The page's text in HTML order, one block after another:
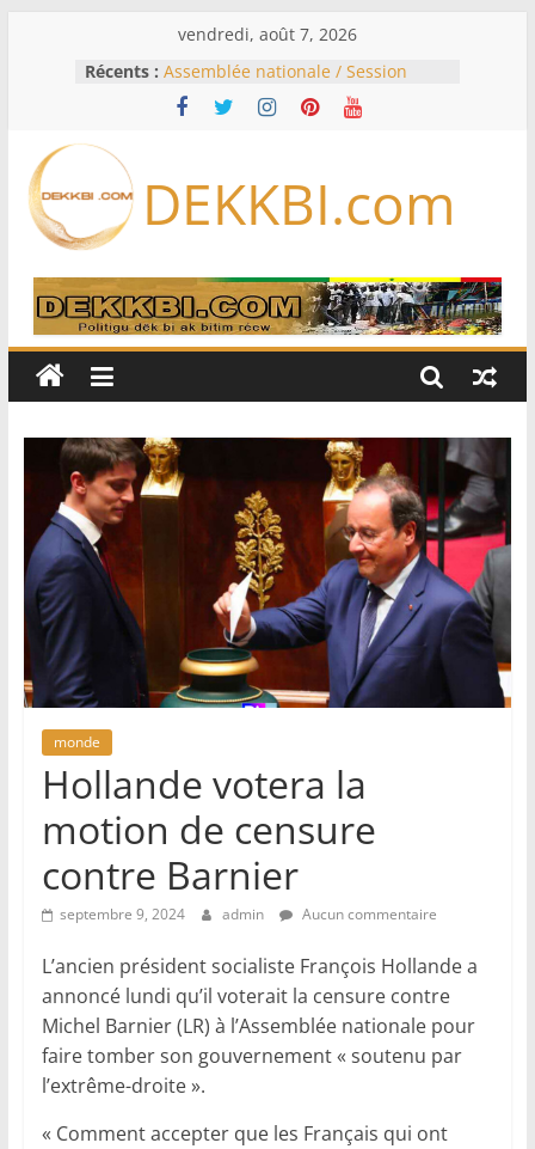
vendredi, août 7, 2026
Récents : Assemblée nationale / Session
extraordinaire: Six commissions
d’enquête à l’ordre du jour ce lundi
Bénin: Patrice Talon élu président
du Sénat, moins de trois mois
Pakistan et la Turquie signent un
accord de défense
RD Congo: Kinshasa interdit les
exportations de cuivre et de cobalt
production
DEKKBI.com
monde
Hollande votera la
motion de censure
contre Barnier
septembre 9, 2024 admin Aucun commentaire
L’ancien président socialiste François Hollande a
annoncé lundi qu’il voterait la censure contre
Michel Barnier (LR) à l’Assemblée nationale pour
faire tomber son gouvernement « soutenu par
l’extrême-droite ».
« Comment accepter que les Français qui ont